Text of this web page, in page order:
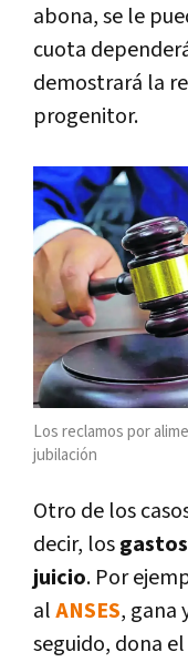
abona, se le
cuota
demostrará la
progenitor.
Los reclamos por
jubilación
Otro de los
decir, los
juicio. Por
alANSES, gana
seguido, dona